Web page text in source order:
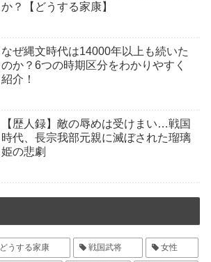
か？【どうする家康】
なぜ縄文時代は14000年以上も続いた
のか？6つの時期区分をわかりやすく
紹介！
【歴人録】敵の辱めは受けまい…戦国
時代、長宗我部元親に滅ぼされた瑠璃
姫の悲劇
どうする家康 戦国武将 女性